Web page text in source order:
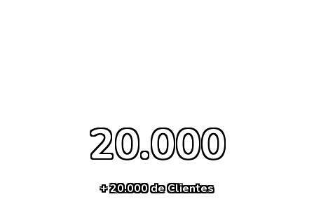
20.000
+ 20.000 de Clientes